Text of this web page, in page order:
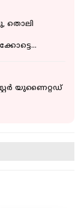
തൊലി
യുണൈറ്റഡ്